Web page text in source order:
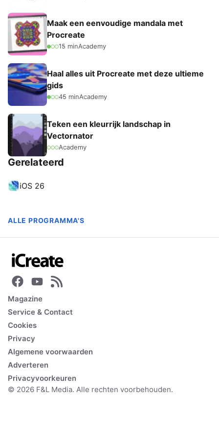
Gerelateerd
iOS 26
ALLE PROGRAMMA'S
Maak een eenvoudige mandala met
Procreate
15 minAcademy
Haal alles uit Procreate met deze ultieme
gids
45 minAcademy
Teken een kleurrijk landschap in
Vectornator
Academy
Magazine
Service & Contact
Cookies
Privacy
Algemene voorwaarden
Adverteren
Privacyvoorkeuren
© 2026 F&L Media. Alle rechten voorbehouden.